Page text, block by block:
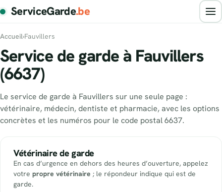
ServiceGarde.be
Accueil›Fauvillers
Service de garde à Fauvillers
(6637)
Le service de garde à Fauvillers sur une seule page :
vétérinaire, médecin, dentiste et pharmacie, avec les options
concrètes et les numéros pour le code postal 6637.
Vétérinaire de garde
En cas d’urgence en dehors des heures d’ouverture, appelez
votre propre vétérinaire ; le répondeur indique qui est de
garde.